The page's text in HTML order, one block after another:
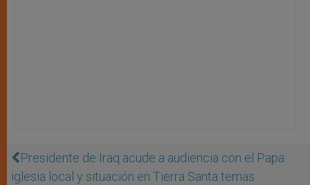
Presidente de Iraq acude a audiencia con el Papa:
iglesia local y situación en Tierra Santa temas